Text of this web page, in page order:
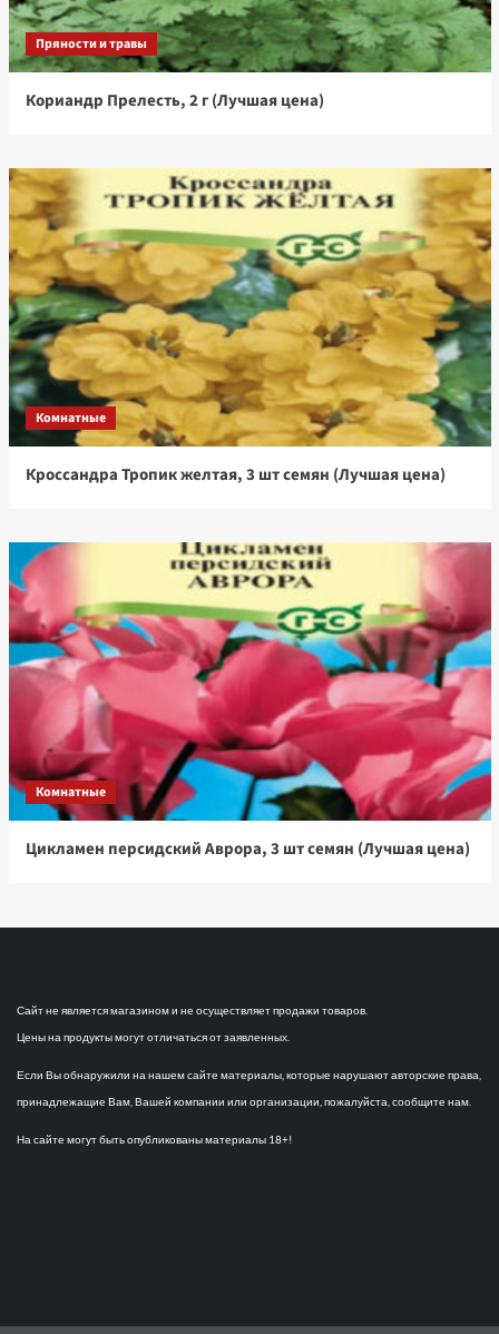
Пряности и травы
Кориандр Прелесть, 2 г (Лучшая цена)
Комнатные
Кроссандра Тропик желтая, 3 шт семян (Лучшая цена)
Комнатные
Цикламен персидский Аврора, 3 шт семян (Лучшая цена)
Сайт не является магазином и не осуществляет продажи товаров.
Цены на продукты могут отличаться от заявленных.
Если Вы обнаружили на нашем сайте материалы, которые нарушают авторские права,
принадлежащие Вам, Вашей компании или организации, пожалуйста, сообщите нам.
На сайте могут быть опубликованы материалы 18+!